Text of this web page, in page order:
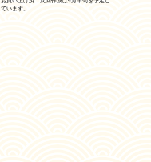
ています。